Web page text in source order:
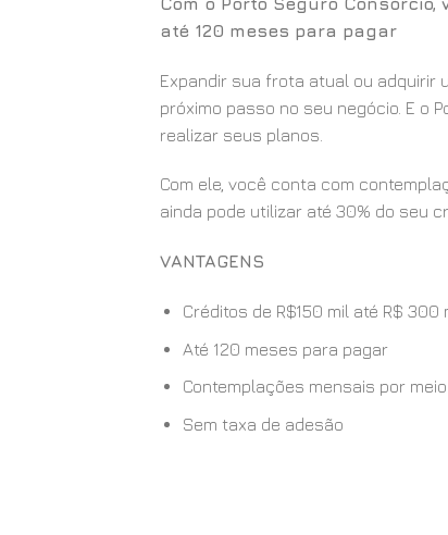
até 120 meses para pagar
Expandir sua frota atual ou adquirir
próximo passo no seu negócio. E o
realizar seus planos.
Com ele, você conta com
ainda pode utilizar até 30% do seu
VANTAGENS
Créditos de R$150 mil até R$ 300
Até 120 meses para pagar
Contemplações mensais por
Sem taxa de adesão